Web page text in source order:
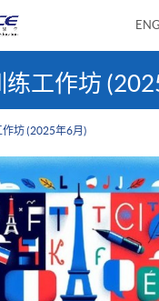
ENG
工作坊
坊 (2025年6月)